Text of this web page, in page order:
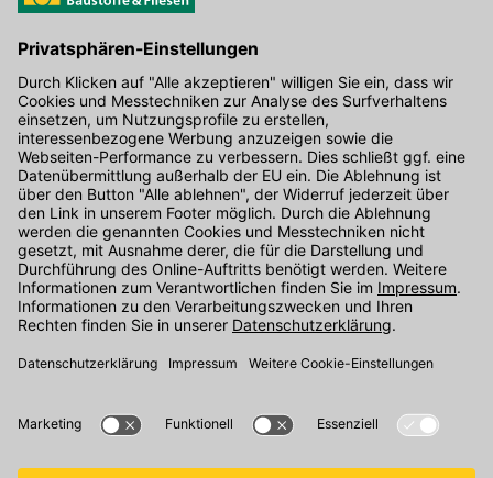
Hier gibt's die kostenlose App
Kontakt
Unser Onlineshop Team ist montags bis freitags von 08:00 - 17:00
Uhr unter der Telefonnummer07071 / 151-151für Sie erreichbar.
Alternativ können Sie unser Kontaktformular nutzen.
Den Kontakt direkt in unsere Niederlassungen finden Sie